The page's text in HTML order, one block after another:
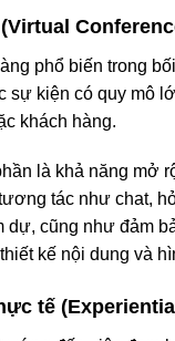
phổ biến trong
kiện có quy mô
khách hàng.
là khả năng mở
tác như chat,
cũng như đảm
kế nội dung và
tế